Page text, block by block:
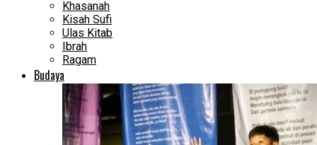
Khasanah
Kisah Sufi
Ulas Kitab
Ibrah
Ragam
Budaya